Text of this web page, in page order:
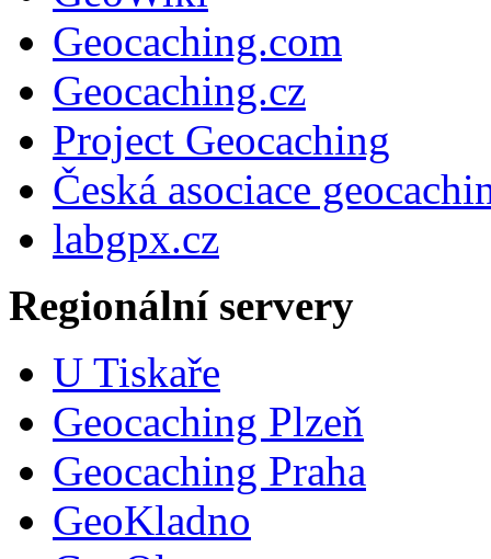
Geocaching.com
Geocaching.cz
Project Geocaching
Česká asociace
labgpx.cz
Regionální servery
U Tiskaře
Geocaching Plzeň
Geocaching Praha
GeoKladno